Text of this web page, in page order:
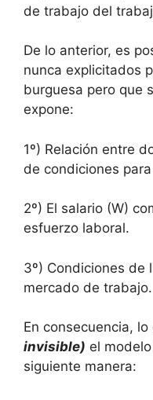
de trabajo del
De lo anterior, es
nunca explicitados
burguesa pero que
expone:
1º) Relación entre
de condiciones
2º) El salario (W)
esfuerzo laboral.
3º) Condiciones de
mercado de trabajo.
En consecuencia, lo
invisible) el
siguiente manera: